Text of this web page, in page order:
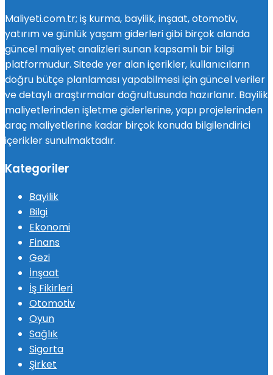
Maliyeti.com.tr; iş kurma, bayilik, inşaat, otomotiv,
yatırım ve günlük yaşam giderleri gibi birçok alanda
güncel maliyet analizleri sunan kapsamlı bir bilgi
platformudur. Sitede yer alan içerikler, kullanıcıların
doğru bütçe planlaması yapabilmesi için güncel veriler
ve detaylı araştırmalar doğrultusunda hazırlanır. Bayilik
maliyetlerinden işletme giderlerine, yapı projelerinden
araç maliyetlerine kadar birçok konuda bilgilendirici
içerikler sunulmaktadır.
Kategoriler
Bayilik
Bilgi
Ekonomi
Finans
Gezi
İnşaat
İş Fikirleri
Otomotiv
Oyun
Sağlık
Sigorta
Şirket